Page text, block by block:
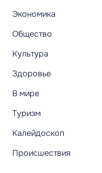
Экономика
Общество
Культура
Здоровье
В мире
Туризм
Калейдоскоп
Происшествия